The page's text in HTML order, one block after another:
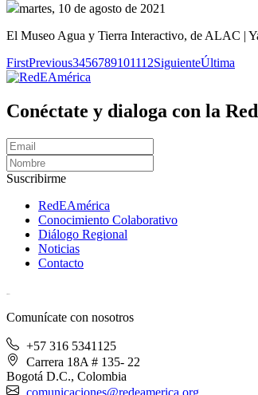
martes, 10 de agosto de 2021
El Museo Agua y Tierra Interactivo, de ALAC |
FirstPrevious3456789101112SiguienteÚltima
Conéctate y dialoga con la Red
Suscribirme
RedEAmérica
Conocimiento Colaborativo
Diálogo Regional
Noticias
Contacto
Comunícate con nosotros
+57 316 5341125
Carrera 18A # 135- 22
Bogotá D.C., Colombia
comunicaciones@redeamerica.org